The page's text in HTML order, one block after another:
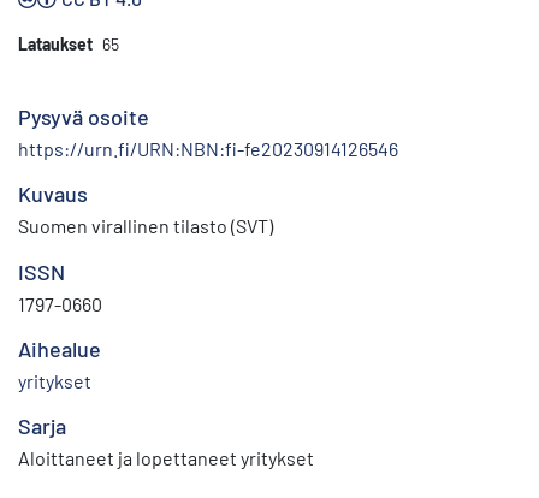
Lataukset 65
Pysyvä osoite
https://urn.fi/URN:NBN:fi-fe20230914126546
Kuvaus
Suomen virallinen tilasto (SVT)
ISSN
1797-0660
Aihealue
yritykset
Sarja
Aloittaneet ja lopettaneet yritykset